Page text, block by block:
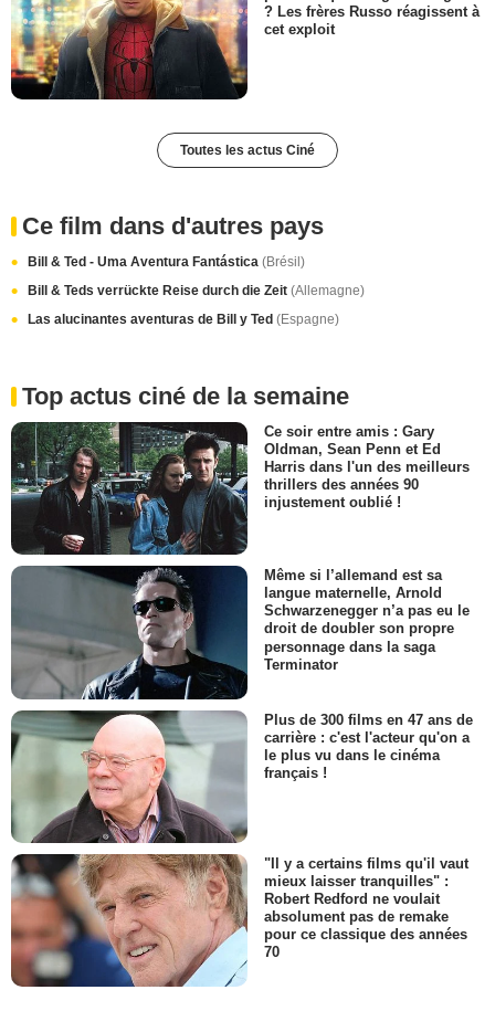
? Les frères Russo réagissent à
cet exploit
Toutes les actus Ciné
Ce film dans d'autres pays
Bill & Ted - Uma Aventura Fantástica (Brésil)
Bill & Teds verrückte Reise durch die Zeit (Allemagne)
Las alucinantes aventuras de Bill y Ted (Espagne)
Top actus ciné de la semaine
Ce soir entre amis : Gary
Oldman, Sean Penn et Ed
Harris dans l'un des meilleurs
thrillers des années 90
injustement oublié !
Même si l’allemand est sa
langue maternelle, Arnold
Schwarzenegger n’a pas eu le
droit de doubler son propre
personnage dans la saga
Terminator
Plus de 300 films en 47 ans de
carrière : c'est l'acteur qu'on a
le plus vu dans le cinéma
français !
"Il y a certains films qu'il vaut
mieux laisser tranquilles" :
Robert Redford ne voulait
absolument pas de remake
pour ce classique des années
70